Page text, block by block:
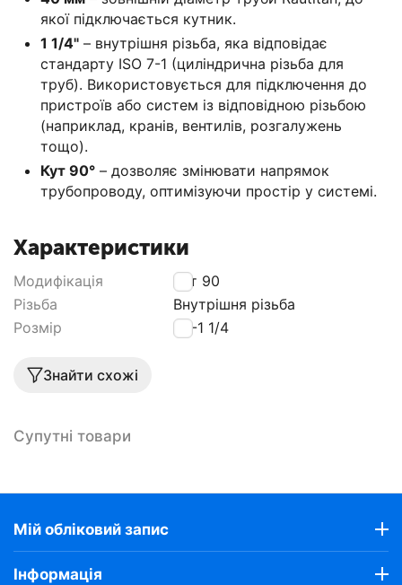
якої підключається кутник.
1 1/4" – внутрішня різьба, яка відповідає
стандарту ISO 7-1 (циліндрична різьба для
труб). Використовується для підключення до
пристроїв або систем із відповідною різьбою
(наприклад, кранів, вентилів, розгалужень
тощо).
Кут 90° – дозволяє змінювати напрямок
трубопроводу, оптимізуючи простір у системі.
Характеристики
Модифікація
Кут 90
Різьба
Внутрішня різьба
Розмір
40-1 1/4
Знайти схожі
Супутні товари
Мій обліковий запис
Інформація